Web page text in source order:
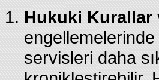
Hukuki Kurallar
engellemelerinde
servisleri daha